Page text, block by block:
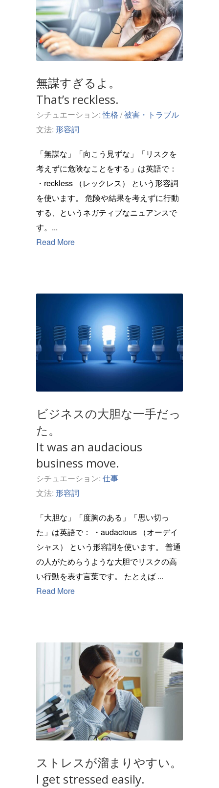
無謀すぎるよ。
That’s reckless.
シチュエーション:性格 /被害・トラブル
文法: 形容詞
「無謀な」「向こう見ずな」「リスクを
考えずに危険なことをする」は英語で：
・reckless （レックレス） という形容詞
を使います。 危険や結果を考えずに行動
する、というネガティブなニュアンスで
す。...
Read More
ビジネスの大胆な一手だっ
た。
It was an audacious
business move.
シチュエーション: 仕事
文法: 形容詞
「大胆な」「度胸のある」「思い切っ
た」は英語で： ・audacious （オーデイ
シャス） という形容詞を使います。 普通
の人がためらうような大胆でリスクの高
い行動を表す言葉です。 たとえば ...
Read More
ストレスが溜まりやすい。
I get stressed easily.